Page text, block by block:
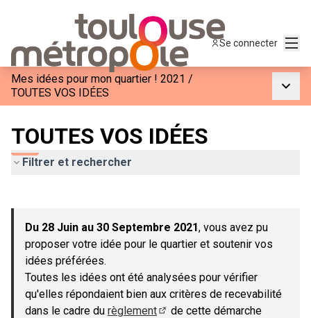
Se connecter
Mes idées pour mon quartier ! 2021 /
TOUTES VOS IDÉES
TOUTES VOS IDÉES
Filtrer et rechercher
−
Du 28 Juin au 30 Septembre 2021, vous avez pu
proposer votre idée pour le quartier et soutenir vos
idées préférées.
Toutes les idées ont été analysées pour vérifier
qu'elles répondaient bien aux critères de recevabilité
dans le cadre du règlement
de cette démarche